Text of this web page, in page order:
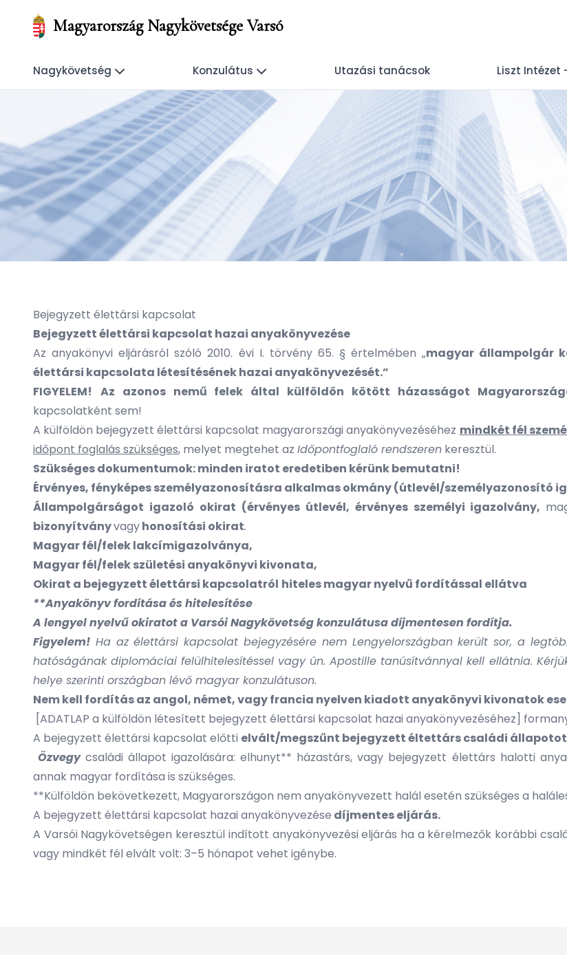
Magyarország Nagykövetsége Varsó
Nagykövetség Konzulátus Utazási tanácsok Liszt Intézet
Bejegyzett élettársi kapcsolat
Bejegyzett élettársi kapcsolat hazai anyakönyvezése
Az anyakönyvi eljárásról szóló 2010. évi I. törvény 65. § értelmében „magyar állampolgár
élettársi kapcsolata létesítésének hazai anyakönyvezését.”
FIGYELEM!
Az azonos nemű felek által külföldön kötött házasságot
kapcsolatként sem!
A külföldön bejegyzett élettársi kapcsolat magyarországi anyakönyvezéséhez mindkét fél
időpont foglalás szükséges, melyet megtehet az Időpontfoglaló rendszeren keresztül.
Szükséges dokumentumok: minden iratot eredetiben kérünk bemutatni!
Érvényes, fényképes személyazonosításra alkalmas okmány (útlevél/személyazonosító
Állampolgárságot igazoló okirat (érvényes útlevél, érvényes személyi igazolvány,
bizonyítványvagyhonosítási okirat.
Magyar fél/felek lakcímigazolványa,
Magyar fél/felek születési anyakönyvi kivonata,
Okirat a bejegyzett élettársi kapcsolatról hiteles magyar nyelvű fordítással ellátva
**Anyakönyv fordítása és hitelesítése
A lengyel nyelvű okiratot a Varsói Nagykövetség konzulátusa díjmentesen fordítja.
Figyelem! Ha az élettársi kapcsolat bejegyzésére nem Lengyelországban került sor, a
hatóságának diplomáciai felülhitelesítéssel vagy ún. Apostille tanúsítvánnyal kell ellátnia.
helye szerinti országban lévő magyar konzulátuson.
Nem kell fordításaz angol, német, vagy francia nyelven kiadott anyakönyvi kivonatok
[ADATLAP a külföldön létesített bejegyzett élettársi kapcsolat hazai anyakönyvezéséhez]
A bejegyzett élettársi kapcsolat előtti elvált/megszűnt bejegyzett éltettárs családi
Özvegycsaládi állapot igazolására: elhunyt** házastárs, vagy bejegyzett élettárs halotti
annak magyar fordítása is szükséges.
**Külföldön bekövetkezett, Magyarországon nem anyakönyvezett halál esetén szükséges a
A bejegyzett élettársi kapcsolat hazai anyakönyvezése díjmentes eljárás.
A Varsói Nagykövetségen keresztül indított anyakönyvezési eljárás ha a kérelmezők korábbi
vagy mindkét fél elvált volt: 3–5 hónapot vehet igénybe.